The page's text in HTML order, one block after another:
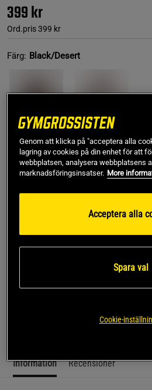
399 kr
Ord.pris399 kr
Färg: Black/Desert
S
Fri frakt över 499 kr Fri retur
7332576236396
Upplev en kombination av stil
Information Recensioner
Genom att klicka på "acceptera alla
lagring av cookies på din enhet för att
webbplatsen, analysera webbplatsens
marknadsföringsinsatser. More
Acceptera alla
Spara val
Cookie-